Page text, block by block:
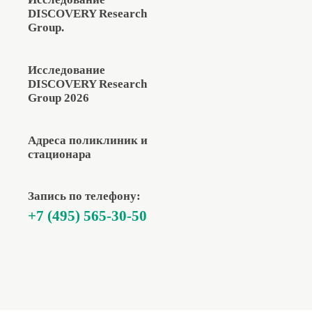
DISCOVERY Research
Group.
Исследование
DISCOVERY Research
Group 2026
Адреса поликлиник и
стационара
Запись по телефону:
+7 (495) 565-30-50